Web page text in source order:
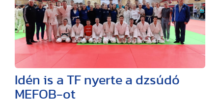
Idén is a TF nyerte a dzsúdó
MEFOB-ot